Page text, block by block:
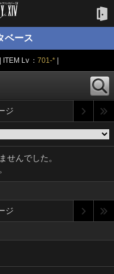
ベース
| ITEM Lv ：701-*
ジ
せんでした。
ジ